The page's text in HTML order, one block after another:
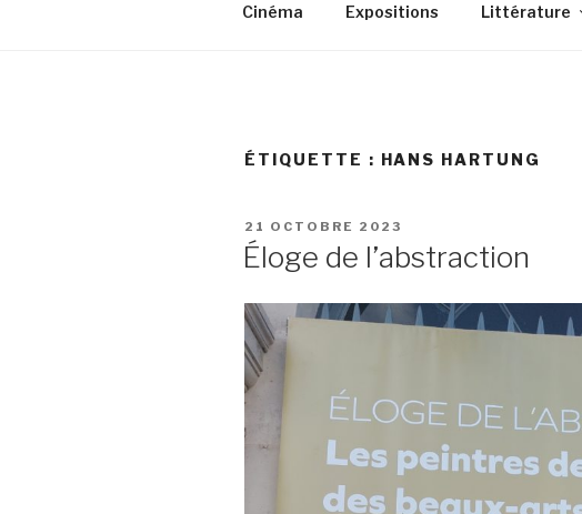
Cinéma Expositions Littérature
ÉTIQUETTE : HANS HARTUNG
PUBLIÉ
LE
21 OCTOBRE 2023
Éloge de l’abstraction